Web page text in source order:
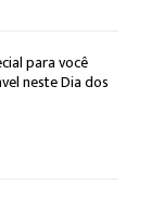
para você
neste Dia dos